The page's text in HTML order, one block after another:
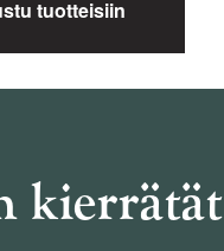
tuotteisiin
kierrätät